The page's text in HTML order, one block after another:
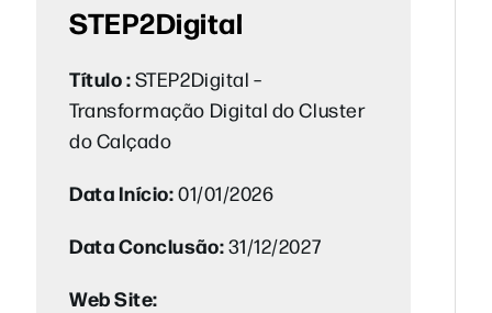
STEP2Digital
Título :STEP2Digital –
Transformação Digital do Cluster
do Calçado
Data Início:01/01/2026
Data Conclusão:31/12/2027
Web Site: